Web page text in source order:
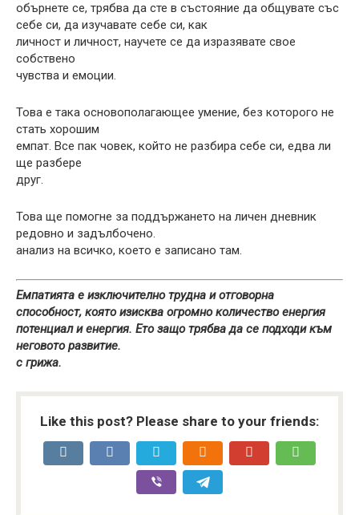
обърнете се, трябва да сте в състояние да общувате със
себе си, да изучавате себе си, как
личност и личност, научете се да изразявате свое
собствено
чувства и емоции.
Това е така основополагающее умение, без которого не
стать хорошим
емпат. Все пак човек, който не разбира себе си, едва ли
ще разбере
друг.
Това ще помогне за поддържането на личен дневник
редовно и задълбочено.
анализ на всичко, което е записано там.
Емпатията е изключително трудна и отговорна
способност, която изисква огромно количество енергия
потенциал и енергия. Ето защо трябва да се подходи към
неговото развитие.
с грижа.
Like this post? Please share to your friends: